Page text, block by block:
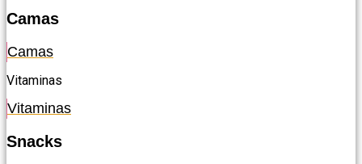
Camas
Camas
Vitaminas
Vitaminas
Snacks